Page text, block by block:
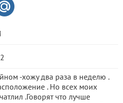
-хожу два раза в неделю .
. Но всех моих
.Говорят что лучше